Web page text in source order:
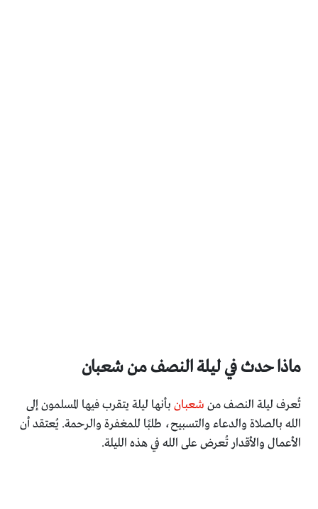
ماذا حدث في ليلة النصف من شعبان
تُعرف ليلة النصف من شعبان بأنها ليلة يتقرب فيها المسلمون إلى
الله بالصلاة والدعاء والتسبيح، طلبًا للمغفرة والرحمة. يُعتقد أن
الأعمال والأقدار تُعرض على الله في هذه الليلة.